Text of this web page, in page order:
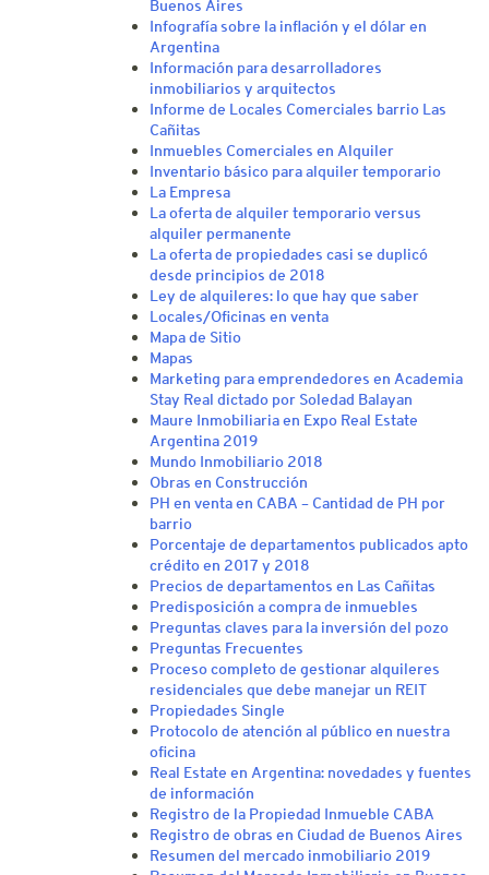
Buenos Aires
Infografía sobre la inflación y el dólar en
Argentina
Información para desarrolladores
inmobiliarios y arquitectos
Informe de Locales Comerciales barrio Las
Cañitas
Inmuebles Comerciales en Alquiler
Inventario básico para alquiler temporario
La Empresa
La oferta de alquiler temporario versus
alquiler permanente
La oferta de propiedades casi se duplicó
desde principios de 2018
Ley de alquileres: lo que hay que saber
Locales/Oficinas en venta
Mapa de Sitio
Mapas
Marketing para emprendedores en Academia
Stay Real dictado por Soledad Balayan
Maure Inmobiliaria en Expo Real Estate
Argentina 2019
Mundo Inmobiliario 2018
Obras en Construcción
PH en venta en CABA – Cantidad de PH por
barrio
Porcentaje de departamentos publicados apto
crédito en 2017 y 2018
Precios de departamentos en Las Cañitas
Predisposición a compra de inmuebles
Preguntas claves para la inversión del pozo
Preguntas Frecuentes
Proceso completo de gestionar alquileres
residenciales que debe manejar un REIT
Propiedades Single
Protocolo de atención al público en nuestra
oficina
Real Estate en Argentina: novedades y fuentes
de información
Registro de la Propiedad Inmueble CABA
Registro de obras en Ciudad de Buenos Aires
Resumen del mercado inmobiliario 2019